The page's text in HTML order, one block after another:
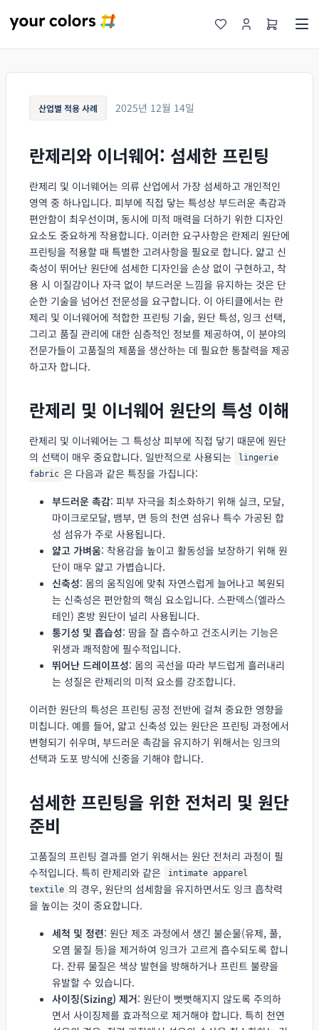
산업별 적용 사례 2025년 12월 14일
란제리와 이너웨어: 섬세한 프린팅
란제리 및 이너웨어는 의류 산업에서 가장 섬세하고 개인적인
영역 중 하나입니다. 피부에 직접 닿는 특성상 부드러운 촉감과
편안함이 최우선이며, 동시에 미적 매력을 더하기 위한 디자인
요소도 중요하게 작용합니다. 이러한 요구사항은 란제리 원단에
프린팅을 적용할 때 특별한 고려사항을 필요로 합니다. 얇고 신
축성이 뛰어난 원단에 섬세한 디자인을 손상 없이 구현하고, 착
용 시 이질감이나 자극 없이 부드러운 느낌을 유지하는 것은 단
순한 기술을 넘어선 전문성을 요구합니다. 이 아티클에서는 란
제리 및 이너웨어에 적합한 프린팅 기술, 원단 특성, 잉크 선택,
그리고 품질 관리에 대한 심층적인 정보를 제공하여, 이 분야의
전문가들이 고품질의 제품을 생산하는 데 필요한 통찰력을 제공
하고자 합니다.
란제리 및 이너웨어 원단의 특성 이해
란제리 및 이너웨어는 그 특성상 피부에 직접 닿기 때문에 원단
의 선택이 매우 중요합니다. 일반적으로 사용되는
lingerie
fabric 은 다음과 같은 특징을 가집니다:
부드러운 촉감: 피부 자극을 최소화하기 위해 실크, 모달,
마이크로모달, 뱀부, 면 등의 천연 섬유나 특수 가공된 합
성 섬유가 주로 사용됩니다.
얇고 가벼움: 착용감을 높이고 활동성을 보장하기 위해 원
단이 매우 얇고 가볍습니다.
신축성: 몸의 움직임에 맞춰 자연스럽게 늘어나고 복원되
는 신축성은 편안함의 핵심 요소입니다. 스판덱스(엘라스
테인) 혼방 원단이 널리 사용됩니다.
통기성 및 흡습성: 땀을 잘 흡수하고 건조시키는 기능은
위생과 쾌적함에 필수적입니다.
뛰어난 드레이프성: 몸의 곡선을 따라 부드럽게 흘러내리
는 성질은 란제리의 미적 요소를 강조합니다.
이러한 원단의 특성은 프린팅 공정 전반에 걸쳐 중요한 영향을
미칩니다. 예를 들어, 얇고 신축성 있는 원단은 프린팅 과정에서
변형되기 쉬우며, 부드러운 촉감을 유지하기 위해서는 잉크의
선택과 도포 방식에 신중을 기해야 합니다.
섬세한 프린팅을 위한 전처리 및 원단
준비
고품질의 프린팅 결과를 얻기 위해서는 원단 전처리 과정이 필
수적입니다. 특히 란제리와 같은
intimate apparel
textile 의 경우, 원단의 섬세함을 유지하면서도 잉크 흡착력
을 높이는 것이 중요합니다.
세척 및 정련: 원단 제조 과정에서 생긴 불순물(유제, 풀,
오염 물질 등)을 제거하여 잉크가 고르게 흡수되도록 합니
다. 잔류 물질은 색상 발현을 방해하거나 프린트 불량을
유발할 수 있습니다.
사이징(Sizing) 제거: 원단이 뻣뻣해지지 않도록 주의하
면서 사이징제를 효과적으로 제거해야 합니다. 특히 천연